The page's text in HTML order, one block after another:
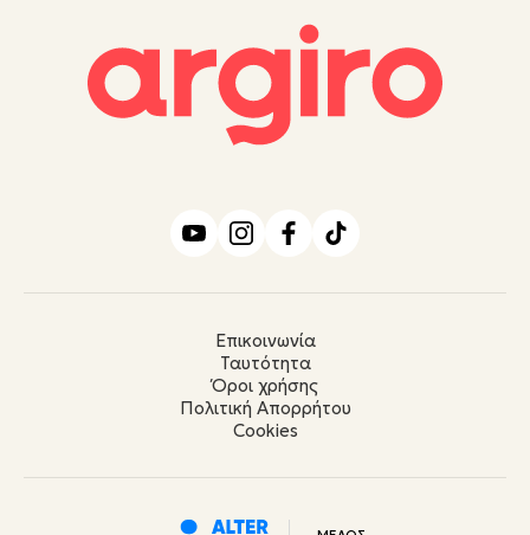
Επικοινωνία
Ταυτότητα
Όροι χρήσης
Πολιτική Απορρήτου
Cookies